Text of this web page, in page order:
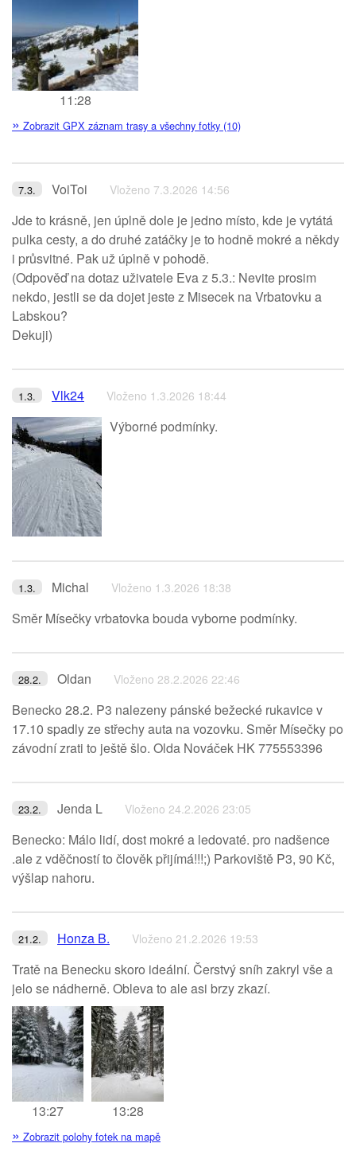
11:28
» Zobrazit GPX záznam trasy a všechny fotky (10)
7.3. VoiToi Vloženo 7.3.2026 14:56
Jde to krásně, jen úplně dole je jedno místo, kde je vytátá
pulka cesty, a do druhé zatáčky je to hodně mokré a někdy
i průsvitné. Pak už úplně v pohodě.
(Odpověď na dotaz uživatele Eva z 5.3.: Nevite prosim
nekdo, jestli se da dojet jeste z Misecek na Vrbatovku a
Labskou?
Dekuji)
1.3. Vlk24 Vloženo 1.3.2026 18:44
Výborné podmínky.
1.3. Michal Vloženo 1.3.2026 18:38
Směr Mísečky vrbatovka bouda vyborne podmínky.
28.2. Oldan Vloženo 28.2.2026 22:46
Benecko 28.2. P3 nalezeny pánské bežecké rukavice v
17.10 spadly ze střechy auta na vozovku. Směr Mísečky po
závodní zrati to ještě šlo. Olda Nováček HK 775553396
23.2. Jenda L Vloženo 24.2.2026 23:05
Benecko: Málo lidí, dost mokré a ledovaté. pro nadšence
.ale z vděčností to člověk přijímá!!!;) Parkoviště P3, 90 Kč,
výšlap nahoru.
21.2. Honza B. Vloženo 21.2.2026 19:53
Tratě na Benecku skoro ideální. Čerstvý sníh zakryl vše a
jelo se nádherně. Obleva to ale asi brzy zkazí.
13:27 13:28
» Zobrazit polohy fotek na mapě